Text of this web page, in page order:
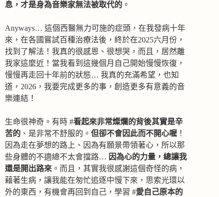
息，才是身為音樂家無法被取代的 。
Anyways… 這個西醫無力可施的症頭，在我發病十年
來，在各國嘗試百種治療法後，終於在2025六月份，
找到了解法！我真的很感恩、很想哭，而且，居然離
我家這麼近！當我看到這幾個月自己開始慢慢恢復，
慢慢再走回十年前的狀態… 我真的充滿希望，也知
道，2026，我要完成更多的事，創造更多有意義的音
樂連結！
生命很神奇。有時 #看起來非常燦爛的背後其實是辛
苦的 、是非常不舒服的。 但卻不會因此而不開心喔 ！
因為走在夢想的路上、因為有願景帶領著心，所以那
些身體的不適總不太會擋路… 因為心的力量，總讓我
還是開出路來 。而且，其實我很感謝這個奇怪的病，
藉著生病，讓我能在匆忙追逐中慢下來，思索光環以
外的東西，有機會再回到自己，學習 #愛自己原本的